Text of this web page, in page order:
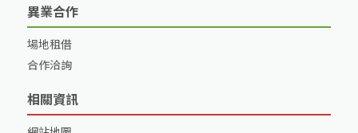
異業合作
場地租借
合作洽詢
相關資訊